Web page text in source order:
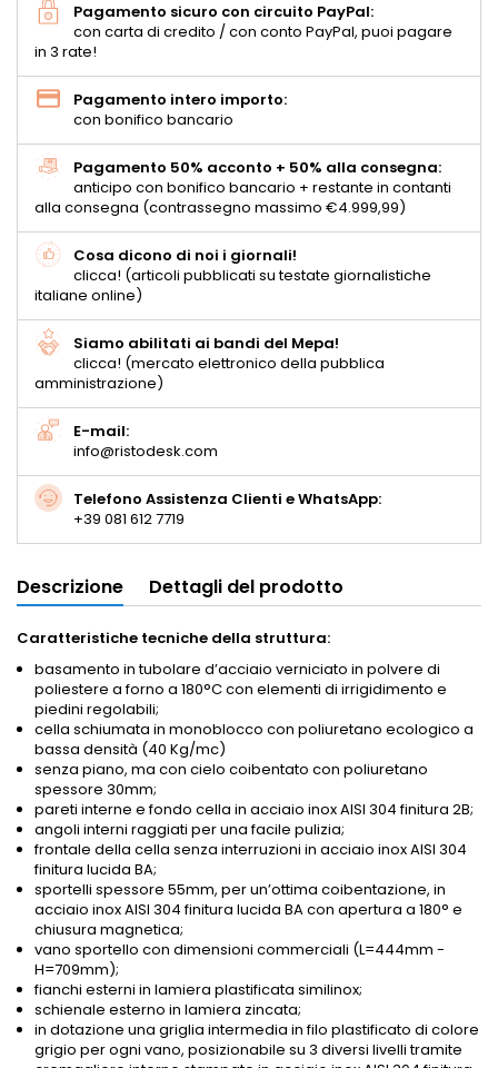
Pagamento sicuro con circuito PayPal:
con carta di credito / con conto PayPal, puoi pagare
in 3 rate!
Pagamento intero importo:
con bonifico bancario
Pagamento 50% acconto + 50% alla consegna:
anticipo con bonifico bancario + restante in contanti
alla consegna (contrassegno massimo €4.999,99)
Cosa dicono di noi i giornali!
clicca! (articoli pubblicati su testate giornalistiche
italiane online)
Siamo abilitati ai bandi del Mepa!
clicca! (mercato elettronico della pubblica
amministrazione)
E-mail:
info@ristodesk.com
Telefono Assistenza Clienti e WhatsApp:
+39 081 612 7719
Descrizione Dettagli del prodotto
Caratteristiche tecniche della struttura:
basamento in tubolare d’acciaio verniciato in polvere di
poliestere a forno a 180°C con elementi di irrigidimento e
piedini regolabili;
cella schiumata in monoblocco con poliuretano ecologico a
bassa densità (40 Kg/mc)
senza piano, ma con cielo coibentato con poliuretano
spessore 30mm;
pareti interne e fondo cella in acciaio inox AISI 304 finitura 2B;
angoli interni raggiati per una facile pulizia;
frontale della cella senza interruzioni in acciaio inox AISI 304
finitura lucida BA;
sportelli spessore 55mm, per un’ottima coibentazione, in
acciaio inox AISI 304 finitura lucida BA con apertura a 180° e
chiusura magnetica;
vano sportello con dimensioni commerciali (L=444mm -
H=709mm);
fianchi esterni in lamiera plastificata similinox;
schienale esterno in lamiera zincata;
in dotazione una griglia intermedia in filo plastificato di colore
grigio per ogni vano, posizionabile su 3 diversi livelli tramite